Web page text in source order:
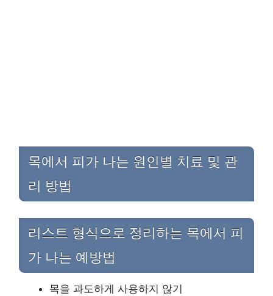
목에서 피가 나는 원인별 치료 및 관
리 방법
리스트 형식으로 정리하는 목에서 피
가 나는 예방법
목을 과도하게 사용하지 않기